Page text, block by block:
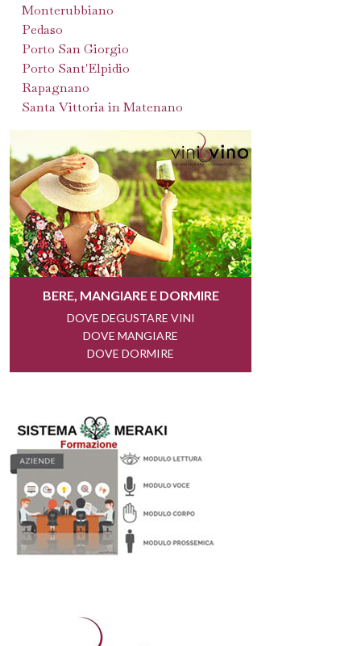
Monterubbiano
Pedaso
Porto San Giorgio
Porto Sant'Elpidio
Rapagnano
Santa Vittoria in Matenano